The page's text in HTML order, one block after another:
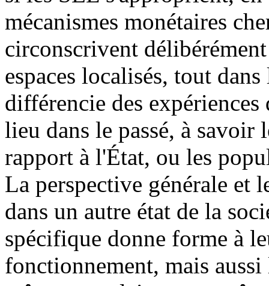
mécanismes monétaires
circonscrivent
espaces localisés, tout
différencie des
lieu dans le passé, à
rapport à l'État, ou les
La perspective générale et
dans un autre état de la
spécifique donne forme à
fonctionnement, mais